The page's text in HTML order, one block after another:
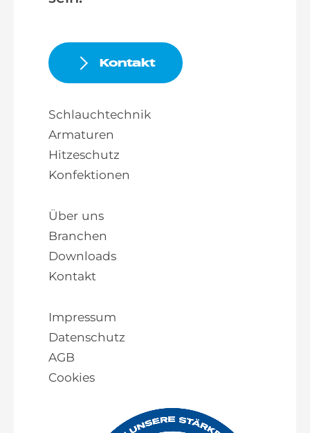
Kontakt
Schlauchtechnik
Armaturen
Hitzeschutz
Konfektionen
Über uns
Branchen
Downloads
Kontakt
Impressum
Datenschutz
AGB
Cookies